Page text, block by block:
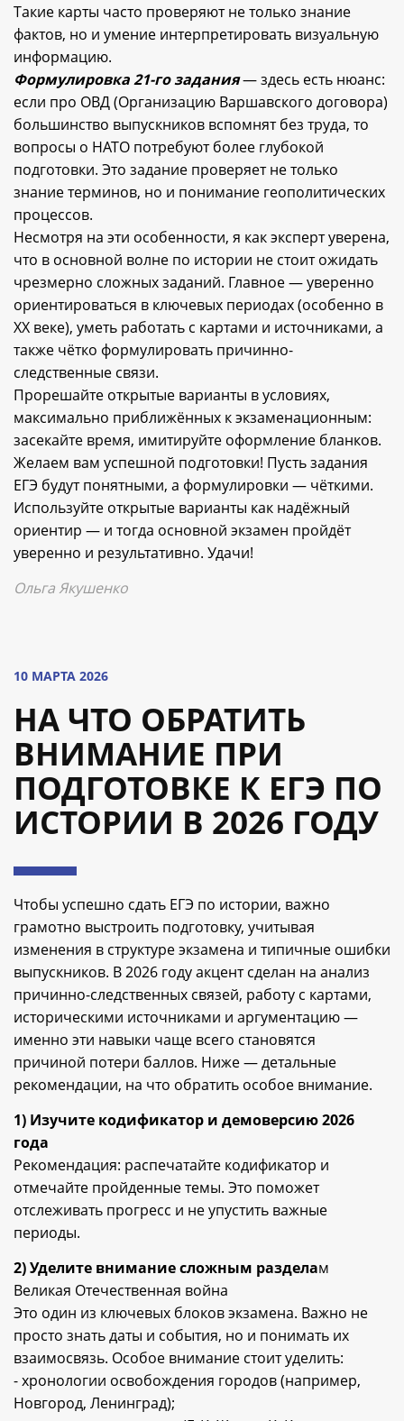
Такие карты часто проверяют не только знание
фактов, но и умение интерпретировать визуальную
информацию.
Формулировка 21-го задания— здесь есть нюанс:
если про ОВД (Организацию Варшавского договора)
большинство выпускников вспомнят без труда, то
вопросы о НАТО потребуют более глубокой
подготовки. Это задание проверяет не только
знание терминов, но и понимание геополитических
процессов.
Несмотря на эти особенности, я как эксперт уверена,
что в основной волне по истории не стоит ожидать
чрезмерно сложных заданий. Главное — уверенно
ориентироваться в ключевых периодах (особенно в
XX веке), уметь работать с картами и источниками, а
также чётко формулировать причинно-
следственные связи.
Прорешайте открытые варианты в условиях,
максимально приближённых к экзаменационным:
засекайте время, имитируйте оформление бланков.
Желаем вам успешной подготовки! Пусть задания
ЕГЭ будут понятными, а формулировки — чёткими.
Используйте открытые варианты как надёжный
ориентир — и тогда основной экзамен пройдёт
уверенно и результативно. Удачи!
Ольга Якушенко
10 МАРТА 2026
НА ЧТО ОБРАТИТЬ
ВНИМАНИЕ ПРИ
ПОДГОТОВКЕ К ЕГЭ ПО
ИСТОРИИ В 2026 ГОДУ
Чтобы успешно сдать ЕГЭ по истории, важно
грамотно выстроить подготовку, учитывая
изменения в структуре экзамена и типичные ошибки
выпускников. В 2026 году акцент сделан на анализ
причинно-следственных связей, работу с картами,
историческими источниками и аргументацию —
именно эти навыки чаще всего становятся
причиной потери баллов. Ниже — детальные
рекомендации, на что обратить особое внимание.
1) Изучите кодификатор и демоверсию 2026
года
Рекомендация: распечатайте кодификатор и
отмечайте пройденные темы. Это поможет
отслеживать прогресс и не упустить важные
периоды.
2)Уделите внимание сложным разделам
Великая Отечественная война
Это один из ключевых блоков экзамена. Важно не
просто знать даты и события, но и понимать их
взаимосвязь. Особое внимание стоит уделить:
- хронологии освобождения городов (например,
Новгород, Ленинград);